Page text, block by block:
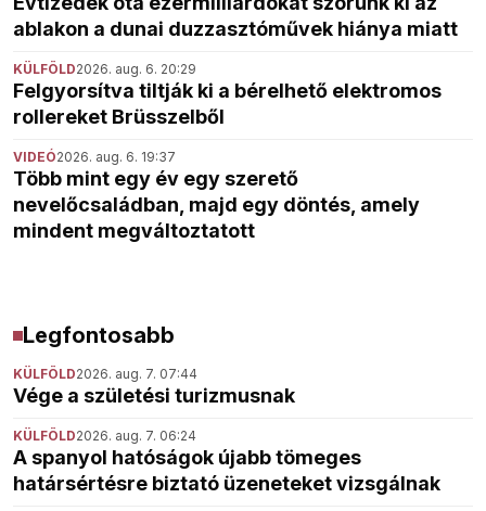
ablakon a dunai duzzasztóművek hiánya miatt
KÜLFÖLD2026. aug. 6. 20:29
Felgyorsítva tiltják ki a bérelhető elektromos
rollereket Brüsszelből
VIDEÓ2026. aug. 6. 19:37
Több mint egy év egy szerető
nevelőcsaládban, majd egy döntés, amely
mindent megváltoztatott
Legfontosabb
KÜLFÖLD2026. aug. 7. 07:44
Vége a születési turizmusnak
KÜLFÖLD2026. aug. 7. 06:24
A spanyol hatóságok újabb tömeges
határsértésre biztató üzeneteket vizsgálnak